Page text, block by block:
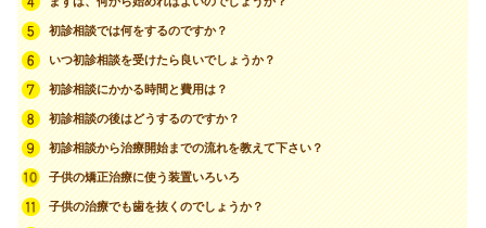
初診相談では何をするのですか？
いつ初診相談を受けたら良いでしょうか？
初診相談にかかる時間と費用は？
初診相談の後はどうするのですか？
初診相談から治療開始までの流れを教えて下さい？
子供の矯正治療に使う装置いろいろ
子供の治療でも歯を抜くのでしょうか？